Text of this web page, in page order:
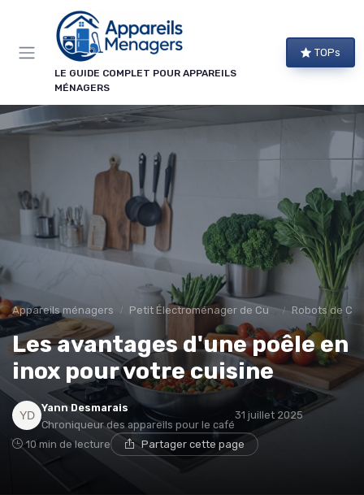
LE GUIDE COMPLET POUR APPAREILS
MÉNAGERS
TOPs
Appareils ménagers Petit Électroménager de Cuisine Robots de
Les avantages d'une poêle en
inox pour votre cuisine
Yann Desmarais
Chroniqueur des appareils pour le café
31 juillet 2025
10 min de lecture Partager cette page
→ Je m'abonne
* En m'inscrivant, j'accepte de recevoir la newsletter
d'Appareils Ménagers et les offres de ses partenaires.
Panneau de gestion des cookies